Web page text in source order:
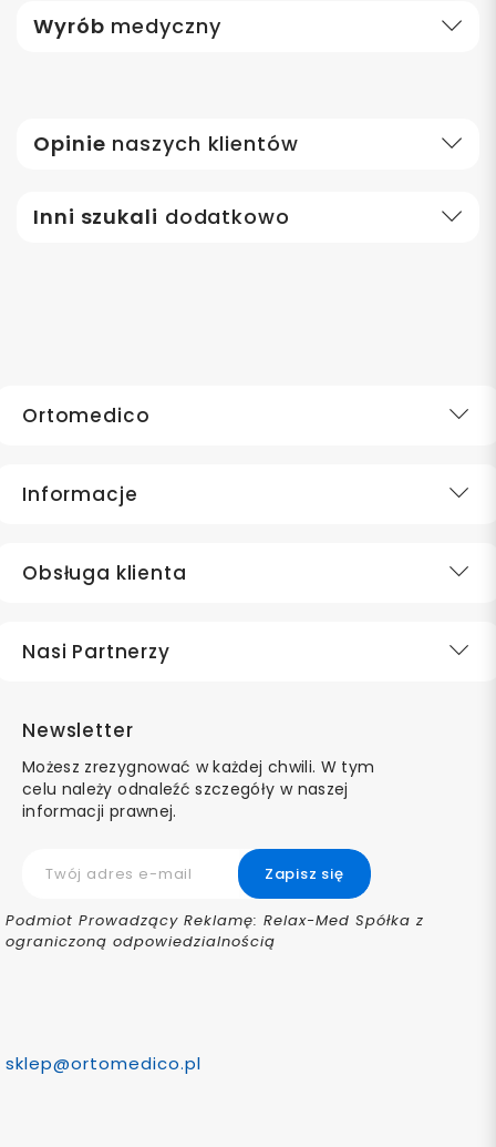
Wyrób medyczny
Opinie naszych klientów
Inni szukali dodatkowo
Ortomedico
Informacje
Obsługa klienta
Nasi Partnerzy
Newsletter
Możesz zrezygnować w każdej chwili. W tym
celu należy odnaleźć szczegóły w naszej
informacji prawnej.
Podmiot Prowadzący Reklamę: Relax-Med Spółka z
ograniczoną odpowiedzialnością
sklep@ortomedico.pl